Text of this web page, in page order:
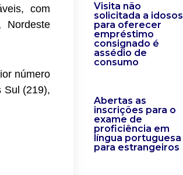
com
Nordeste
número
Sul (219),
Visita não
solicitada a idosos
para oferecer
empréstimo
consignado é
assédio de
consumo
Abertas as
inscrições para o
exame de
proficiência em
língua portuguesa
para estrangeiros